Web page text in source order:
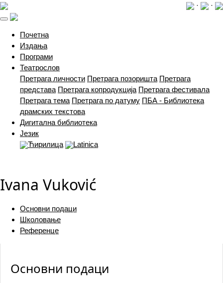
· ·
Почетна(current)
Издања
Програми
Театрослов
Претрага личности Претрага позоришта Претрага
представа Претрага копродукција Претрага фестивала
Претрага тема Претрага по датуму ПБА - Библиотека
драмских текстова
Дигитална библиотека
Језик
Ћирилица
Latinica
Ivana Vuković
Основни подаци
Школовање
Референце
Основни подаци